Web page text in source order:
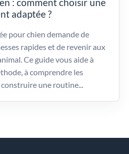
adaptée ?
pour chien demande de
rapides et de revenir aux
Ce guide vous aide à
à comprendre les
une routine...